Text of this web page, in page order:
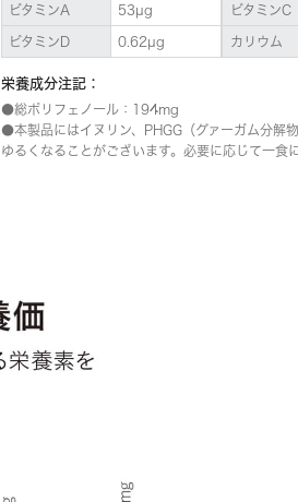
ビタミンA 53µg
ビタミンD 0.62µg
ビタミンC
カリウム
栄養成分注記：
●総ポリフェノール：194mg
●本製品にはイヌリン、PHGG（グァーガム分解
ゆるくなることがございます。必要に応じて一食